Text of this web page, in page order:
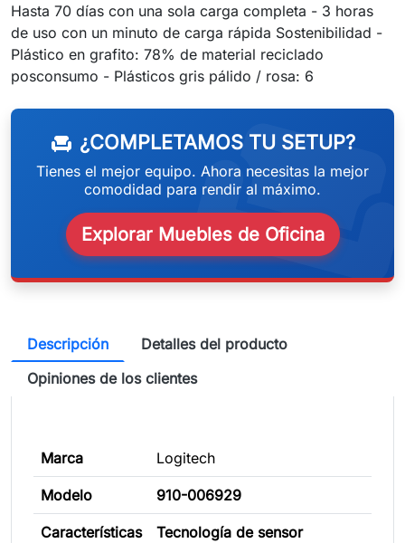
Hasta 70 días con una sola carga completa - 3 horas
de uso con un minuto de carga rápida Sostenibilidad -
Plástico en grafito: 78% de material reciclado
posconsumo - Plásticos gris pálido / rosa: 6
chair ¿COMPLETAMOS TU SETUP?
Tienes el mejor equipo. Ahora necesitas la mejor
comodidad para rendir al máximo.
Explorar Muebles de Oficina
Descripción
Detalles del producto
Opiniones de los clientes
Marca Logitech
Modelo 910-006929
Características
Tecnología de sensor